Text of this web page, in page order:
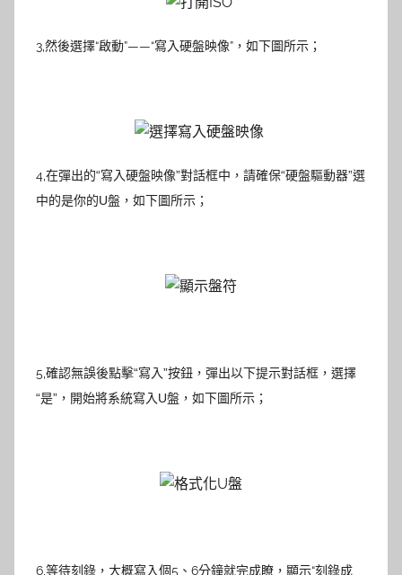
3,然後選擇“啟動”——“寫入硬盤映像” ，如下圖所示；
4,在彈出的“寫入硬盤映像”對話框中，請確保“硬盤驅動器”選
中的是你的U盤，如下圖所示；
5, 確認無誤後點擊“寫入”按鈕，彈出以下提示對話框，選擇
“是”，開始將系統寫入U盤，如下圖所示；
6,等待刻錄，大概寫入個5、6分鐘就完成瞭，顯示“刻錄成